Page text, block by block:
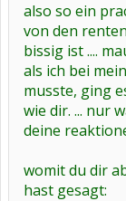
also so ein
von den
bissig ist ....
als ich bei
musste, ging
wie dir. ... nur
deine
womit du dir
hast gesagt: